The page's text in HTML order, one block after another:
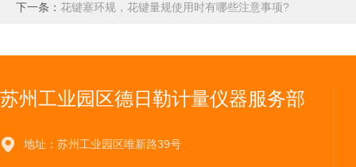
下一条： 花键塞环规，花键量规使用时有哪些注意事项?
苏州工业园区德日勒计量仪器服务部
地址：苏州工业园区唯新路39号